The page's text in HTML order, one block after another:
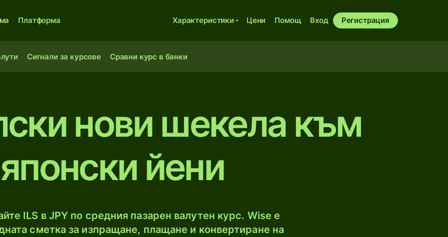
Платформа Характеристики Цени Помощ Вход Регистрация
Сигнали за курсове Сравни курс в банки
нови шекела към
японски йени
ILS в JPY по средния пазарен валутен курс. Wise е
сметка за изпращане, плащане и конвертиране на